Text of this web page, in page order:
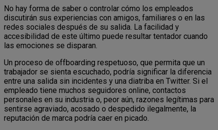
No hay forma de saber o controlar cómo los empleados
discutirán sus experiencias con amigos, familiares o en las
redes sociales después de su salida. La facilidad y
accesibilidad de este último puede resultar tentador cuando
las emociones se disparan.
Un proceso de offboarding respetuoso, que permita que un
trabajador se sienta escuchado, podría significar la diferencia
entre una salida sin incidentes y una diatriba en Twitter. Si el
empleado tiene muchos seguidores online, contactos
personales en su industria o, peor aún, razones legítimas para
sentirse agraviado, acosado o despedido ilegalmente, la
reputación de marca podría caer en picado.